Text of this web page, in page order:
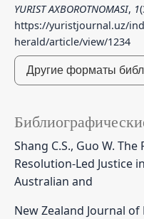
YURIST AXBOROTNOMASI, 1
https://yuristjournal.uz/
herald/article/view/1234
Другие форматы
Shang C.S., Guo W.
Resolution-Led Justice
Australian and
New Zealand Journal